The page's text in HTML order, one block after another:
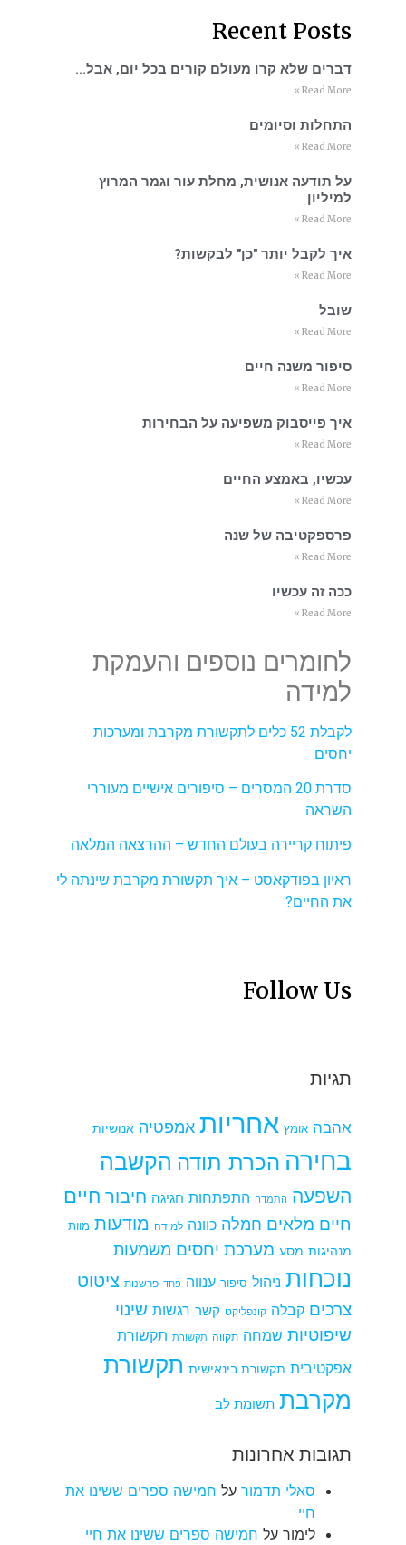
Recent Posts
דברים שלא קרו מעולם קורים בכל יום, אבל…
Read More »
התחלות וסיומים
Read More »
על תודעה אנושית, מחלת עור וגמר המרוץ
למיליון
Read More »
איך לקבל יותר "כן" לבקשות?
Read More »
שובל
Read More »
סיפור משנה חיים
Read More »
איך פייסבוק משפיעה על הבחירות
Read More »
עכשיו, באמצע החיים
Read More »
פרספקטיבה של שנה
Read More »
ככה זה עכשיו
Read More »
לחומרים נוספים והעמקת
למידה
לקבלת 52 כלים לתקשורת מקרבת ומערכות
יחסים
סדרת 20 המסרים – סיפורים אישיים מעוררי
השראה
פיתוח קריירה בעולם החדש – ההרצאה המלאה
ראיון בפודקאסט – איך תקשורת מקרבת שינתה לי
את החיים?
Follow Us
תגיות
אהבה אומץ אחריות אמפטיה אנושיות
בחירה הכרת תודה הקשבה
השפעה התמדה התפתחות חגיגה חיבור חיים
חיים מלאים חמלה כוונה למידה מודעות מוות
מנהיגות מסע מערכת יחסים משמעות
נוכחות ניהול סיפור ענווה פחד פרשנות ציטוט
צרכים קבלה קונפליקט קשר רגשות שינוי
שיפוטיות שמחה תקווה תקשורת תקשורת
אפקטיבית תקשורת בינאישית תקשורת
מקרבת תשומת לב
תגובות אחרונות
סאלי תדמור על חמישה ספרים ששינו את
חיי
לימור על חמישה ספרים ששינו את חיי